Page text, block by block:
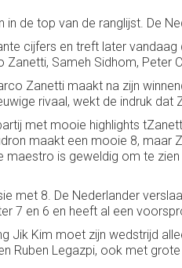
in de top van de ranglijst. De
cijfers en treft later
Sameh Sidhom, Peter
Zanetti maakt na zijn
rivaal, wekt de indruk
met mooie highlights
maakt een mooie 8,
maestro is geweldig om te
met 8. De Nederlander
7 en 6 en heeft al een
Jik Kim moet zijn wedstrijd
Ruben Legazpi, ook met